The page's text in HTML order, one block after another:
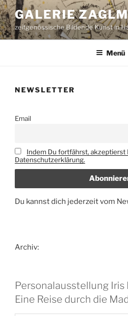
Zum
Inhalt
springen
GALERIE
zeitgenössische Bildende Kunst in
Menü
NEWSLETTER
Email
Indem Du fortfährst, akzeptierst
Datenschutzerklärung.
Du kannst dich jederzeit vom
Archiv:
Personalausstellung Iris
Eine Reise durch die